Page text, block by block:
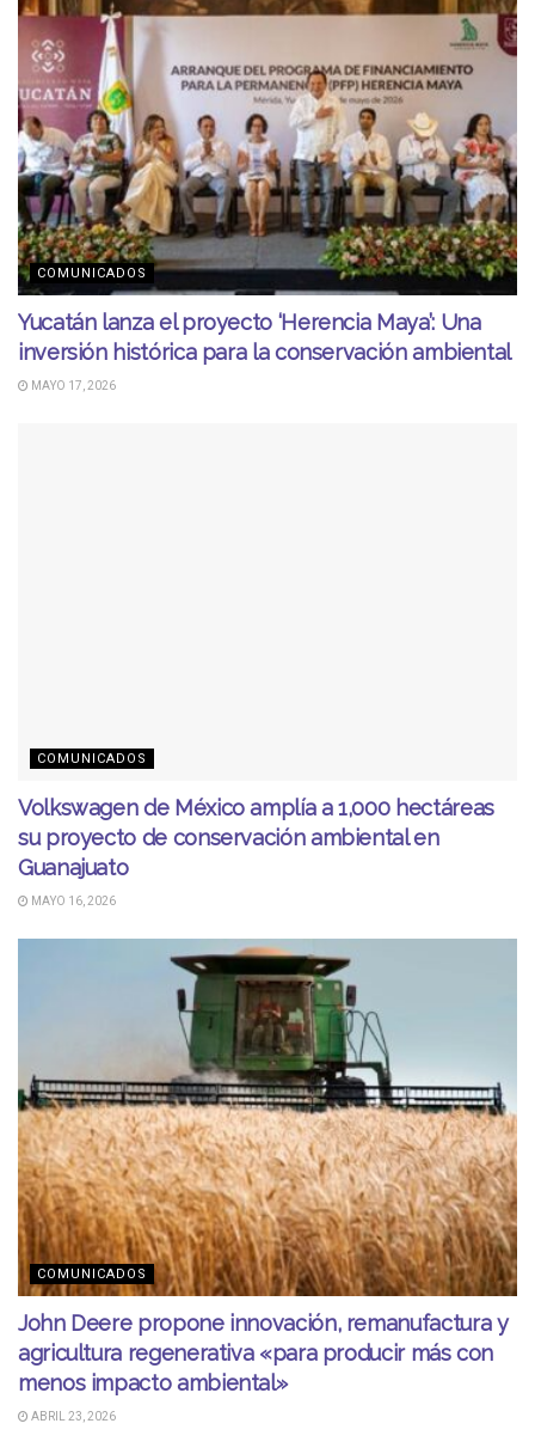
COMUNICADOS
Yucatán lanza el proyecto ‘Herencia Maya’: Una
inversión histórica para la conservación ambiental
MAYO 17, 2026
COMUNICADOS
Volkswagen de México amplía a 1,000 hectáreas
su proyecto de conservación ambiental en
Guanajuato
MAYO 16, 2026
COMUNICADOS
John Deere propone innovación, remanufactura y
agricultura regenerativa «para producir más con
menos impacto ambiental»
ABRIL 23, 2026